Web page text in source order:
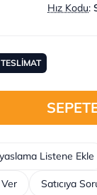
Hız Kodu:
Listene Ekle
Satıcıya